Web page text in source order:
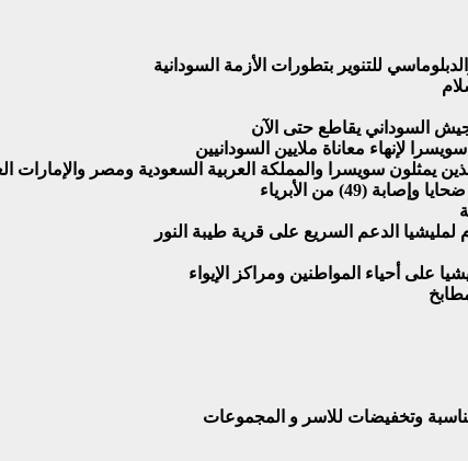
للتنوير بتطورات الأزمة السودانية
السوداني يقاطع حتى الآن
لإنهاء معاناة ملايين السودانيين
يمثلون سويسرا والمملكة العربية السعودية ومصر والإمارات
على أحياء المواطنين ومراكز الإيواء
وتخفيضات للاسر و المجموعات